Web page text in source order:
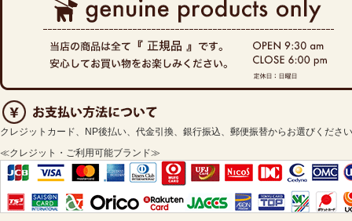
クレジットカード、NP後払い、代金引換、銀行振込、郵便振替からお選びくださ
≪クレジット・ご利用可能ブランド≫